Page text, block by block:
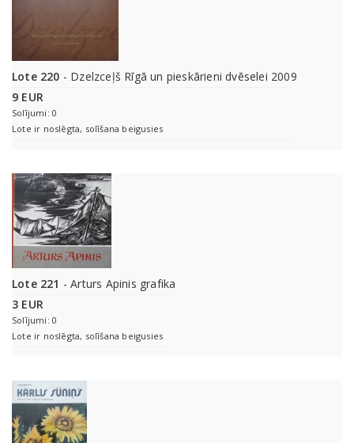
Lote 220 - Dzelzceļš Rīgā un pieskārieni dvēselei 2009
9 EUR
Solījumi: 0
Lote ir noslēgta, solīšana beigusies
Lote 221 - Arturs Apinis grafika
3 EUR
Solījumi: 0
Lote ir noslēgta, solīšana beigusies